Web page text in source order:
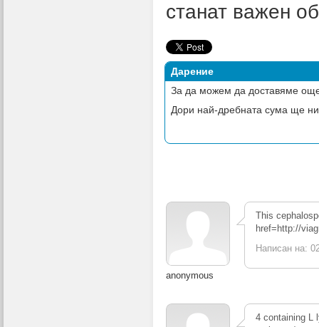
станат важен
Дарение
За да можем да доставяме
Дори най-дребната сума ще
anonymous
This
href=http://
Написан на:
4 containing L